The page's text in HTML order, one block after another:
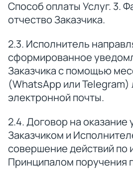
Способ оплаты Услуг. 3.
отчество Заказчика.
2.3. Исполнитель
сформированное
Заказчика с помощью
(WhatsApp или Telegram)
электронной почты.
2.4. Договор на оказание
Заказчиком и
совершение действий по
Принципалом поручения